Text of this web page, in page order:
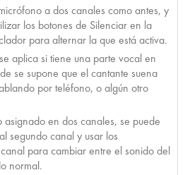
a dos canales como antes, y
los botones de Silenciar en la
para alternar la que está activa.
aplica si tiene una parte vocal en
se supone que el cantante suena
por teléfono, o algún otro
asignado en dos canales, se puede
segundo canal y usar los
para cambiar entre el sonido del
normal.